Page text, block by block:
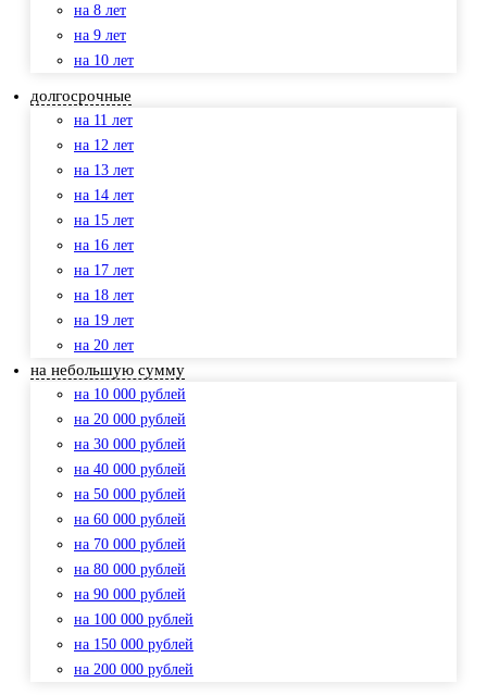
на 8 лет
на 9 лет
на 10 лет
долгосрочные
на 11 лет
на 12 лет
на 13 лет
на 14 лет
на 15 лет
на 16 лет
на 17 лет
на 18 лет
на 19 лет
на 20 лет
на небольшую сумму
на 10 000 рублей
на 20 000 рублей
на 30 000 рублей
на 40 000 рублей
на 50 000 рублей
на 60 000 рублей
на 70 000 рублей
на 80 000 рублей
на 90 000 рублей
на 100 000 рублей
на 150 000 рублей
на 200 000 рублей